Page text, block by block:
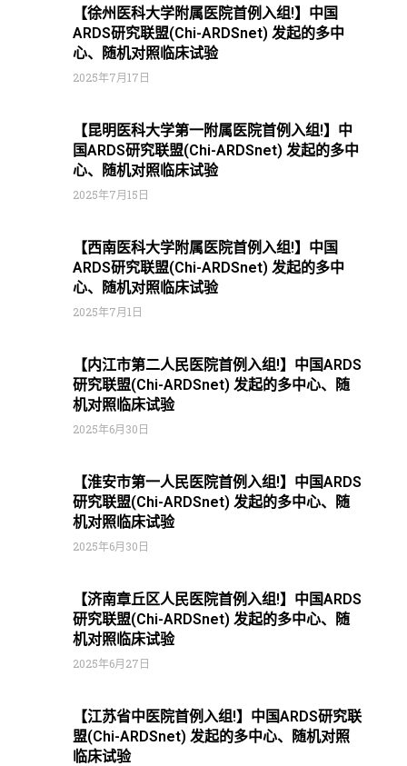
【徐州医科大学附属医院首例入组!】中国
ARDS研究联盟(Chi-ARDSnet) 发起的多中
心、随机对照临床试验
2025年7月17日
【昆明医科大学第一附属医院首例入组!】中
国ARDS研究联盟(Chi-ARDSnet) 发起的多中
心、随机对照临床试验
2025年7月15日
【西南医科大学附属医院首例入组!】中国
ARDS研究联盟(Chi-ARDSnet) 发起的多中
心、随机对照临床试验
2025年7月1日
【内江市第二人民医院首例入组!】中国ARDS
研究联盟(Chi-ARDSnet) 发起的多中心、随
机对照临床试验
2025年6月30日
【淮安市第一人民医院首例入组!】中国ARDS
研究联盟(Chi-ARDSnet) 发起的多中心、随
机对照临床试验
2025年6月30日
【济南章丘区人民医院首例入组!】中国ARDS
研究联盟(Chi-ARDSnet) 发起的多中心、随
机对照临床试验
2025年6月27日
【江苏省中医院首例入组!】中国ARDS研究联
盟(Chi-ARDSnet) 发起的多中心、随机对照
临床试验